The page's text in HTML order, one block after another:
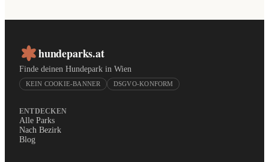
hundeparks.at
Finde deinen Hundepark in Wien
KEIN COOKIE-BANNER DSGVO-KONFORM
ENTDECKEN
Alle Parks
Nach Bezirk
Blog